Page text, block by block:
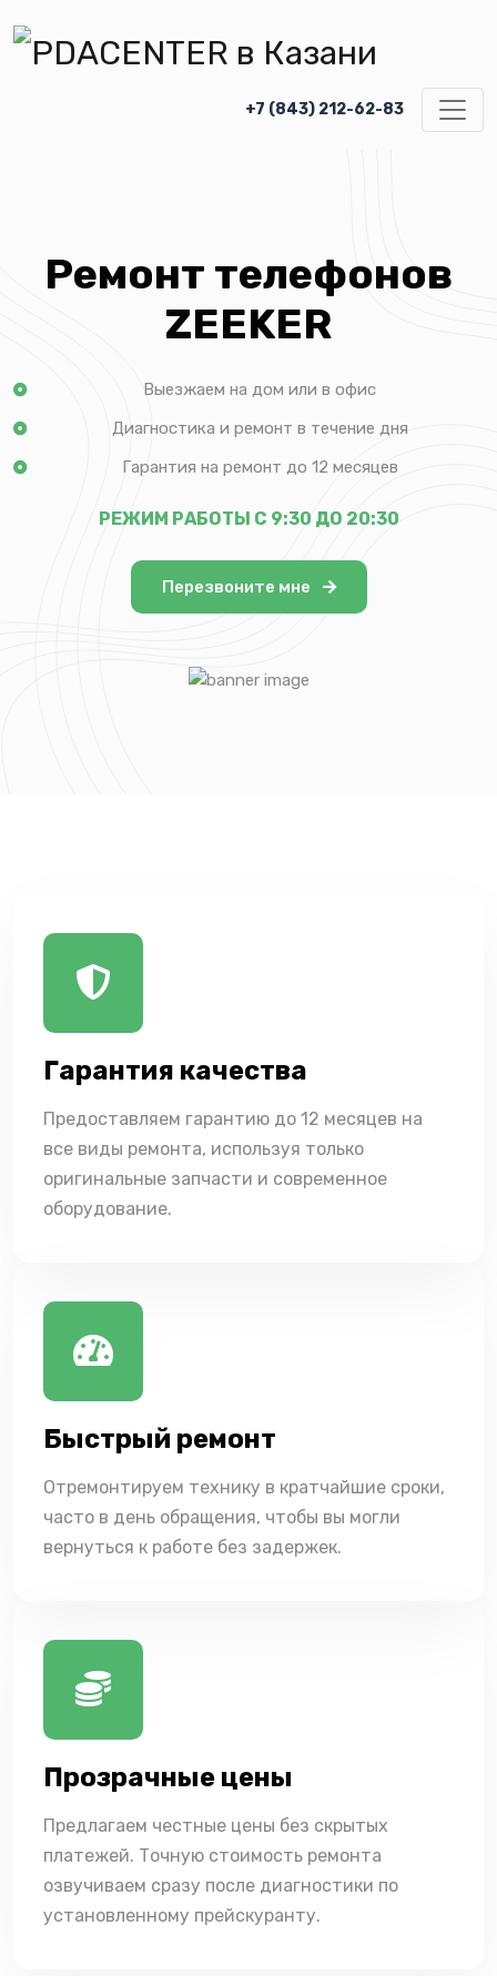
+7 (843) 212-62-83
Ремонт телефонов
ZEEKER
Выезжаем на дом или в офис
Диагностика и ремонт в течение дня
Гарантия на ремонт до 12 месяцев
РЕЖИМ РАБОТЫ С 9:30 ДО 20:30
Перезвоните мне
Гарантия качества
Предоставляем гарантию до 12 месяцев на
все виды ремонта, используя только
оригинальные запчасти и современное
оборудование.
Быстрый ремонт
Отремонтируем технику в кратчайшие сроки,
часто в день обращения, чтобы вы могли
вернуться к работе без задержек.
Прозрачные цены
Предлагаем честные цены без скрытых
платежей. Точную стоимость ремонта
озвучиваем сразу после диагностики по
установленному прейскуранту.